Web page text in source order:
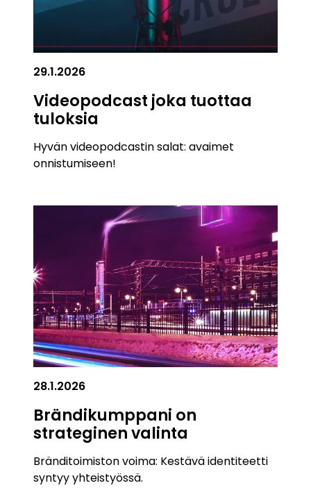
29.1.2026
Videopodcast joka tuottaa
tuloksia
Hyvän videopodcastin salat: avaimet
onnistumiseen!
28.1.2026
Brändikumppani on
strateginen valinta
Bränditoimiston voima: Kestävä identiteetti
syntyy yhteistyössä.